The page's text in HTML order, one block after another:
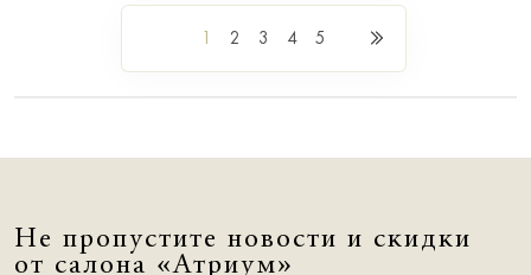
1 2 3 4 5
Не пропустите новости и скидки
от салона «Атриум»